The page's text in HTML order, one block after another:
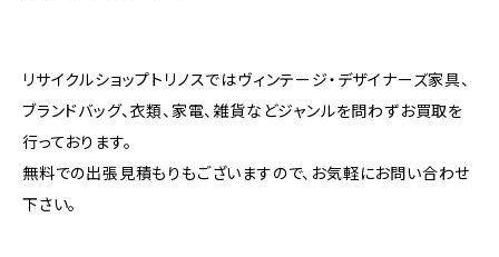
リサイクルショップトリノスではヴィンテージ・デザイナーズ家具、
ブランドバッグ、衣類、家電、雑貨などジャンルを問わずお買取を
行っております。
無料での出張見積もりもございますので、お気軽にお問い合わせ
下さい。